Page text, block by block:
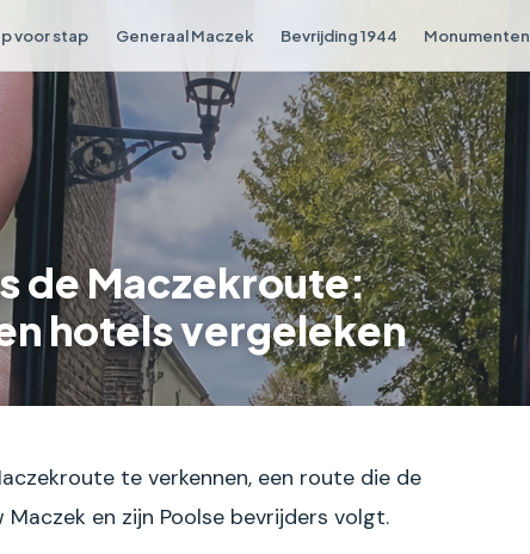
voor stap Generaal Maczek Bevrijding 1944 Monumenten
de Maczekroute:
hotels vergeleken
te verkennen, een route die de
Maczek en zijn Poolse bevrijders volgt.